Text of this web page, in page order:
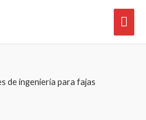
de ingeniería para fajas